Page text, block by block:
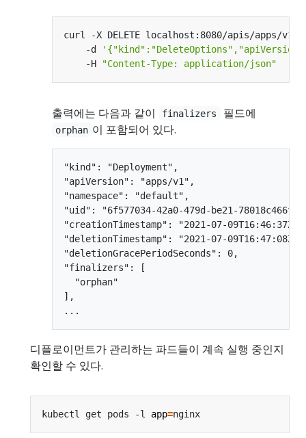
curl -X DELETE localhost:8080/apis/apps/v1/
    -d
    -H
"Content-Type: application/json"
출력에는 다음과 같이 finalizers 필드에
orphan 이 포함되어 있다.
"kind": "Deployment",
"apiVersion": "apps/v1",
"namespace": "default",
"uid": "6f577034-42a0-479d-be21-
"creationTimestamp": "2021-07-09T16:46:37Z",
"deletionTimestamp": "2021-07-09T16:47:08Z",
"deletionGracePeriodSeconds": 0,
"finalizers": [
  "orphan"
],
디플로이먼트가 관리하는 파드들이 계속 실행 중인지
확인할 수 있다.
kubectl get pods -l app=